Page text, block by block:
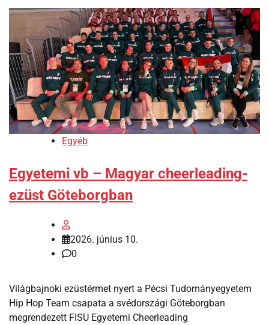
Egyéb
Egyetemi vb – Magyar cheerleading-
ezüst Göteborgban
2026. június 10.
0
Világbajnoki ezüstérmet nyert a Pécsi Tudományegyetem
Hip Hop Team csapata a svédországi Göteborgban
megrendezett FISU Egyetemi Cheerleading